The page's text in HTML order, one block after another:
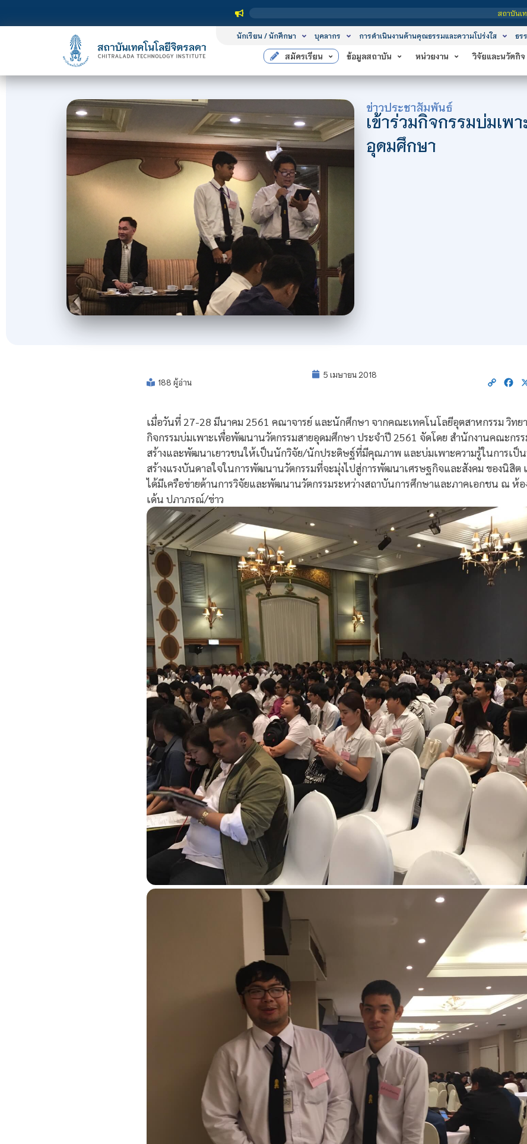
สถาบันเทคโนโลยีจิตรลดา เป็นสถาบันอุ
นักเรียน / นักศึกษา บุคลากร การดำเนินงานด้านคุณธรรมและความโปร่งใส ธร
สมัครเรียน ข้อมูลสถาบัน หน่วยงาน วิจัยและนวัตกิจ
ข่าวประชาสัมพันธ์
เข้าร่วมกิจกรรมบ่มเพ
อุดมศึกษา
188 ผู้อ่าน
5 เมษายน 2018
Copy
เมื่อวันที่ 27-28 มีนาคม 2561 คณาจารย์ และนักศึกษา จากคณะเทคโนโลยีอุตสาหกรรม วิทย
กิจกรรมบ่มเพาะเพื่อพัฒนานวัตกรรมสายอุดมศึกษา ประจำปี 2561 จัดโดย สำนักงานคณะกร
สร้างและพัฒนาเยาวชนให้เป็นนักวิจัย/นักประดิษฐ์ที่มีคุณภาพ และบ่มเพาะความรู้ในการเ
สร้างแรงบันดาลใจในการพัฒนานวัตกรรมที่จะมุ่งไปสู่การพัฒนาเศรษฐกิจและสังคม ของนิสิ
ได้มีเครือข่ายด้านการวิจัยและพัฒนานวัตกรรมระหว่างสถาบันการศึกษาและภาคเอกชน ณ ห้อง
เด้น ปภาภรณ์/ข่าว